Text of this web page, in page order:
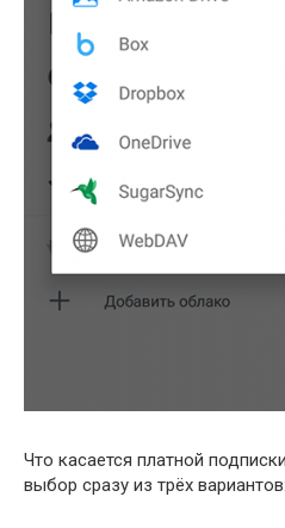
Что касается платной
выбор сразу из трёх вариантов: